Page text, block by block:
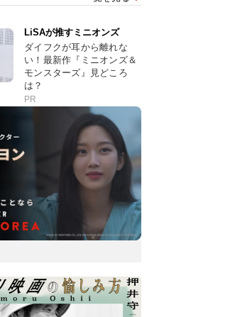
LiSAが推すミニオンズ
ダイフクが耳から離れな
い！最新作『ミニオンズ＆
モンスターズ』見どころ
は？
PR